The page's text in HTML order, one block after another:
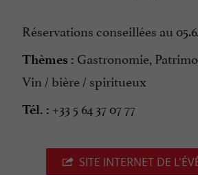
Réservations conseillées au
Thèmes : Gastronomie,
Vin / bière / spiritueux
Tél. : +33 5 64 37 07 77
SITE INTERNET DE